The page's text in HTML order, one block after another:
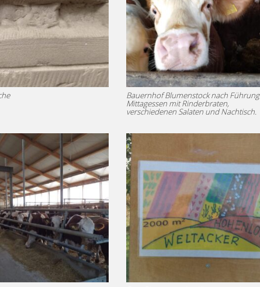
Bauernhof Blumenstock nach Führung
Mittagessen mit Rinderbraten,
verschiedenen Salaten und Nachtisch.